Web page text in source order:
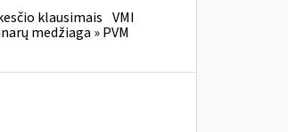
klausimais VMI
medžiaga » PVM